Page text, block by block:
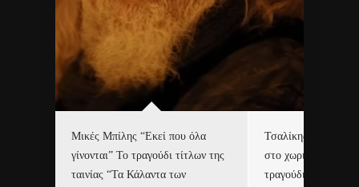
Μικές Μπίλης “Εκεί που όλα
γίνονται” Το τραγούδι τίτλων της
ταινίας “Τα Κάλαντα των
Τσαλίκης,
στο χωριό του Άι
τραγούδι και video